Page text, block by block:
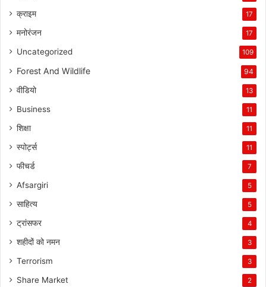
क्राइम 17
मनोरंजन 17
Uncategorized 109
Forest And Wildlife 94
वीडियो 13
Business 11
शिक्षा 11
स्पोर्ट्स 11
फीचर्ड 7
Afsargiri 5
साहित्य 5
ट्रांसफर 4
शहीदों को नमन 3
Terrorism 3
Share Market 2